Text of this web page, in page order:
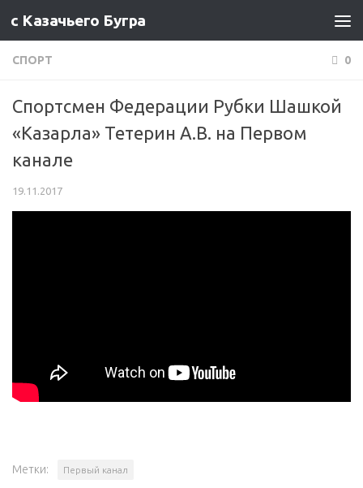
Перейти к содержимому
с Казачьего Бугра
СПОРТ 0
Спортсмен Федерации Рубки Шашкой
«Казарла» Тетерин А.В. на Первом
канале
19.11.2017
Метки: Первый канал